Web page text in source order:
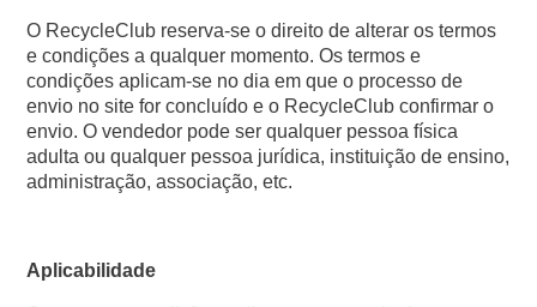
O RecycleClub reserva-se o direito de alterar os termos
e condições a qualquer momento. Os termos e
condições aplicam-se no dia em que o processo de
envio no site for concluído e o RecycleClub confirmar o
envio. O vendedor pode ser qualquer pessoa física
adulta ou qualquer pessoa jurídica, instituição de ensino,
administração, associação, etc.
Aplicabilidade